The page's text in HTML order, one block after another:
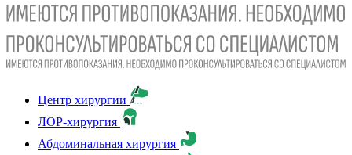
Центр хирургии
ЛОР-хирургия
Абдоминальная хирургия